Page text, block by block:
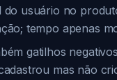
do usuário no
tempo apenas
gatilhos
mas não